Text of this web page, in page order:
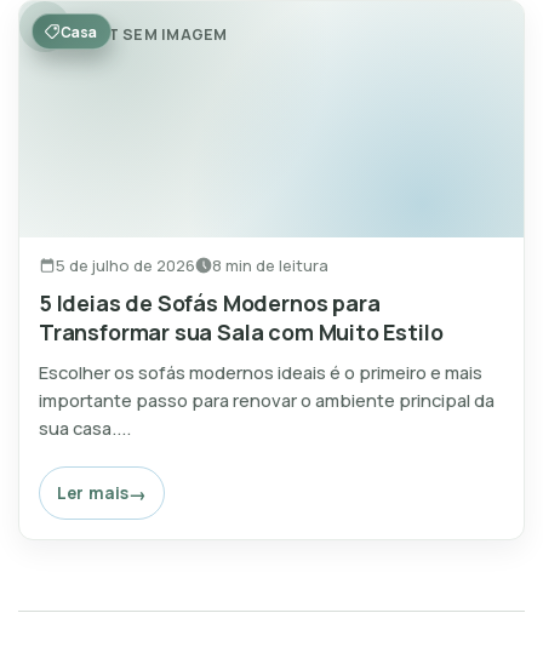
POST SEM IMAGEM
Casa
5 de julho de 2026 8 min de leitura
5 Ideias de Sofás Modernos para
Transformar sua Sala com Muito Estilo
Escolher os sofás modernos ideais é o primeiro e mais
importante passo para renovar o ambiente principal da
sua casa....
Ler mais